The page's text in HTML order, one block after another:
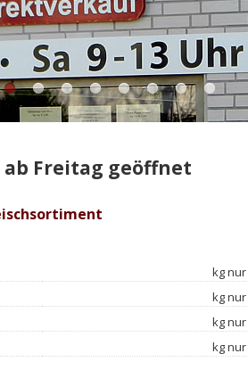
ab Freitag geöffnet
kg nur
kg nur
kg nur
kg nur